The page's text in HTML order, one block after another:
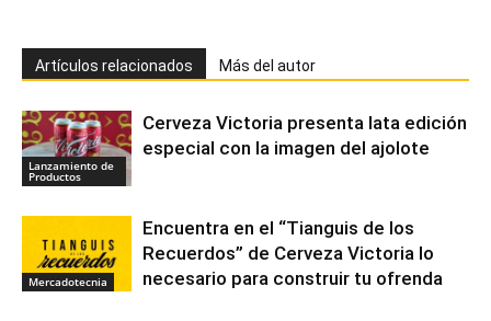
Artículos relacionados Más del autor
Lanzamiento de
Productos
Cerveza Victoria presenta lata edición
especial con la imagen del ajolote
Mercadotecnia
Encuentra en el “Tianguis de los
Recuerdos” de Cerveza Victoria lo
necesario para construir tu ofrenda